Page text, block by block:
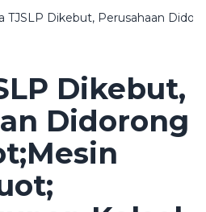
TJSLP Dikebut, Perusahaan
Dikebut,
Didorong